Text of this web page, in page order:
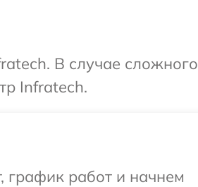
В случае сложного
Infratech.
график работ и начнем